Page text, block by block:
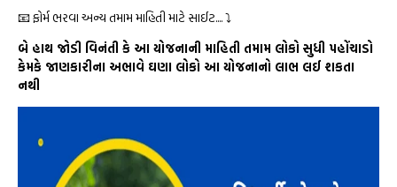
📧 ફોર્મ ભરવા અન્ય તમામ માહિતી માટે સાઈટ.... ⤵️
બે હાથ જોડી વિનંતી કે આ યોજનાની માહિતી તમામ લોકો સુધી પહોંચાડો
કેમકે જાણકારીના અભાવે ઘણા લોકો આ યોજનાનો લાભ લઈ શકતા
નથી